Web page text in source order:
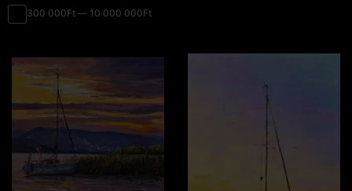
300 000Ft — 10 000 000Ft